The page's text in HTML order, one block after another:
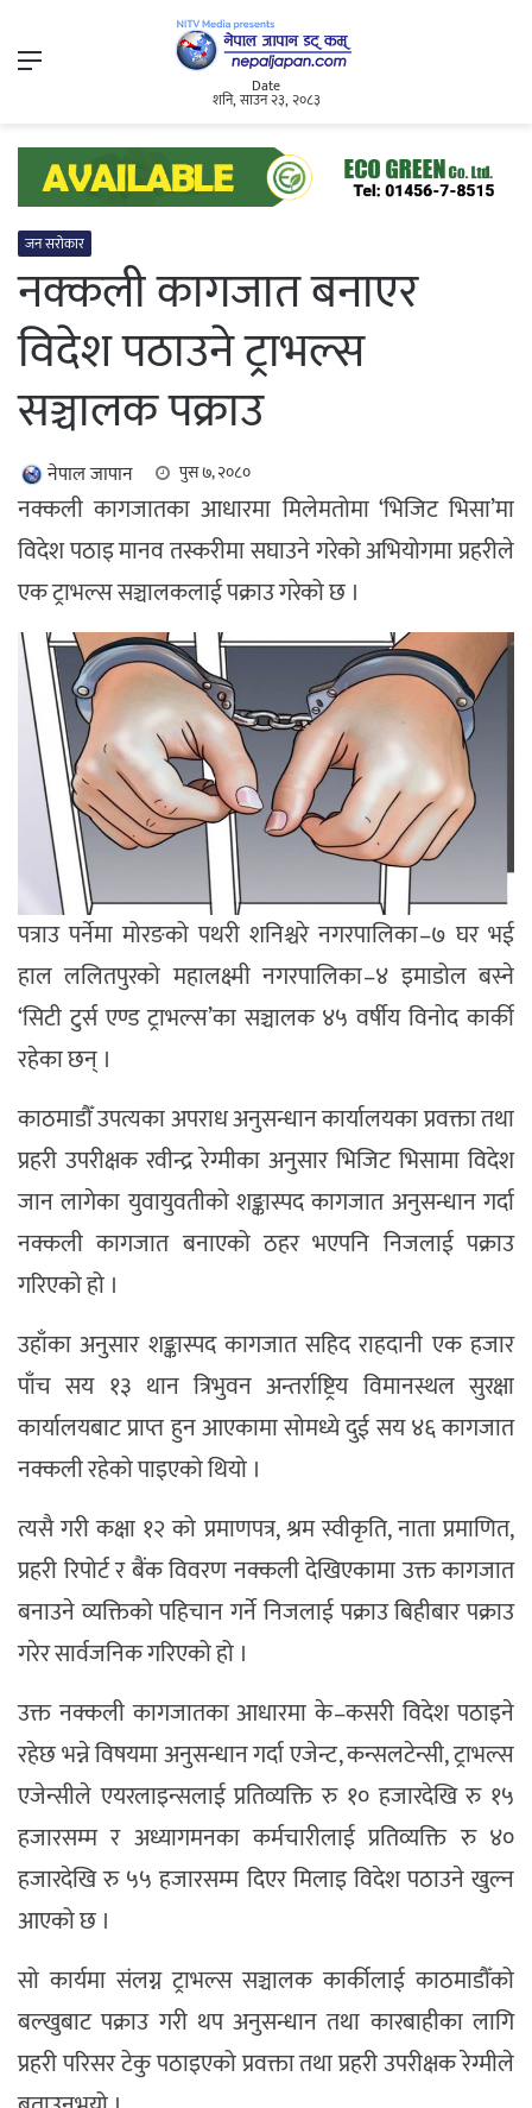
Menu
Date
शनि, साउन २३, २०८३
जन सरोकार
नक्कली कागजात बनाएर
विदेश पठाउने ट्राभल्स
सञ्चालक पक्राउ
नेपाल जापान पुस ७, २०८०
नक्कली कागजातका आधारमा मिलेमतोमा ‘भिजिट भिसा’मा
विदेश पठाइ मानव तस्करीमा सघाउने गरेको अभियोगमा प्रहरीले
एक ट्राभल्स सञ्चालकलाई पक्राउ गरेको छ ।
पत्राउ पर्नेमा मोरङको पथरी शनिश्चरे नगरपालिका–७ घर भई
हाल ललितपुरको महालक्ष्मी नगरपालिका–४ इमाडोल बस्ने
‘सिटी टुर्स एण्ड ट्राभल्स’का सञ्चालक ४५ वर्षीय विनोद कार्की
रहेका छन् ।
काठमाडौँ उपत्यका अपराध अनुसन्धान कार्यालयका प्रवक्ता तथा
प्रहरी उपरीक्षक रवीन्द्र रेग्मीका अनुसार भिजिट भिसामा विदेश
जान लागेका युवायुवतीको शङ्कास्पद कागजात अनुसन्धान गर्दा
नक्कली कागजात बनाएको ठहर भएपनि निजलाई पक्राउ
गरिएको हो ।
उहाँका अनुसार शङ्कास्पद कागजात सहिद राहदानी एक हजार
पाँच सय १३ थान त्रिभुवन अन्तर्राष्ट्रिय विमानस्थल सुरक्षा
कार्यालयबाट प्राप्त हुन आएकामा सोमध्ये दुई सय ४६ कागजात
नक्कली रहेको पाइएको थियो ।
त्यसै गरी कक्षा १२ को प्रमाणपत्र, श्रम स्वीकृति, नाता प्रमाणित,
प्रहरी रिपोर्ट र बैंक विवरण नक्कली देखिएकामा उक्त कागजात
बनाउने व्यक्तिको पहिचान गर्ने निजलाई पक्राउ बिहीबार पक्राउ
गरेर सार्वजनिक गरिएको हो ।
उक्त नक्कली कागजातका आधारमा के–कसरी विदेश पठाइने
रहेछ भन्ने विषयमा अनुसन्धान गर्दा एजेन्ट, कन्सलटेन्सी, ट्राभल्स
एजेन्सीले एयरलाइन्सलाई प्रतिव्यक्ति रु १० हजारदेखि रु १५
हजारसम्म र अध्यागमनका कर्मचारीलाई प्रतिव्यक्ति रु ४०
हजारदेखि रु ५५ हजारसम्म दिएर मिलाइ विदेश पठाउने खुल्न
आएको छ ।
सो कार्यमा संलग्न ट्राभल्स सञ्चालक कार्कीलाई काठमाडौँको
बल्खुबाट पक्राउ गरी थप अनुसन्धान तथा कारबाहीका लागि
प्रहरी परिसर टेकु पठाइएको प्रवक्ता तथा प्रहरी उपरीक्षक रेग्मीले